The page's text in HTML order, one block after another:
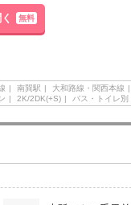
無料
南巽駅 大和路線・関西本線
2K/2DK(+S) バス・トイレ別